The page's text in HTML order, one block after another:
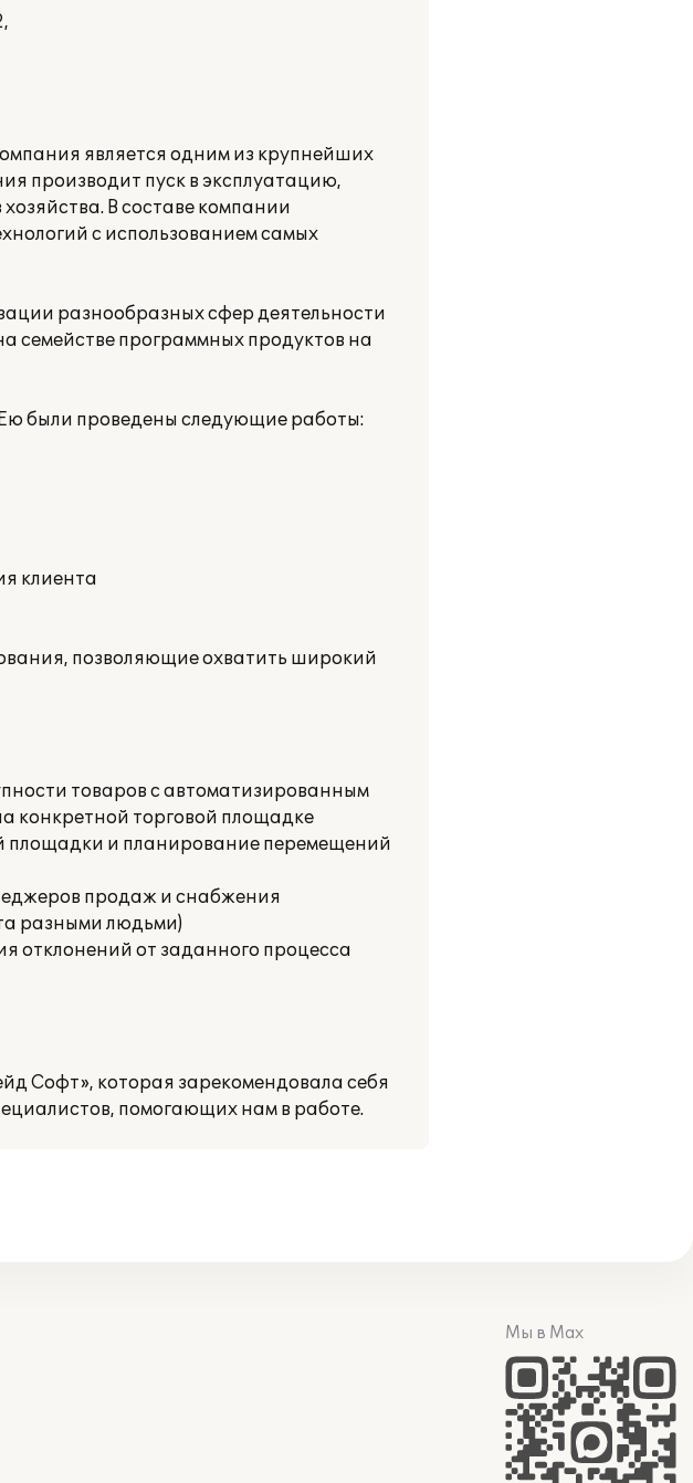
является одним из крупнейших
производит пуск в эксплуатацию,
В составе компании
с использованием самых
разнообразных сфер деятельности
семействе программных продуктов на
были проведены следующие работы:
клиента
позволяющие охватить широкий
товаров с автоматизированным
конкретной торговой площадке
площадки и планирование перемещений
продаж и снабжения
разными людьми)
отклонений от заданного процесса
Софт», которая зарекомендовала себя
помогающих нам в работе.
Мы в Max